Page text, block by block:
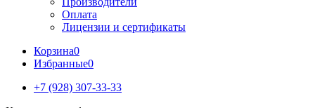
Оплата
Лицензии и сертификаты
Корзина0
Избранные0
+7 (928) 307-33-33